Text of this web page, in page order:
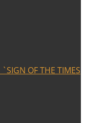
OF THE TIMES